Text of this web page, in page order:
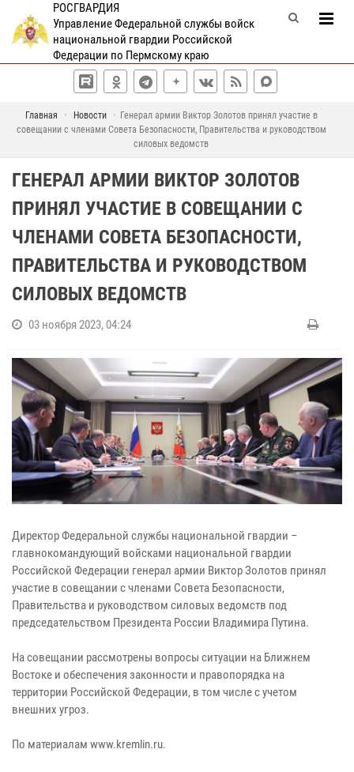
РОСГВАРДИЯ
Управление Федеральной службы войск
национальной гвардии Российской
Федерации по Пермскому краю
Главная Новости
Генерал армии Виктор Золотов принял участие в
совещании с членами Совета Безопасности, Правительства и руководством
силовых ведомств
ГЕНЕРАЛ АРМИИ ВИКТОР ЗОЛОТОВ
ПРИНЯЛ УЧАСТИЕ В СОВЕЩАНИИ С
ЧЛЕНАМИ СОВЕТА БЕЗОПАСНОСТИ,
ПРАВИТЕЛЬСТВА И РУКОВОДСТВОМ
СИЛОВЫХ ВЕДОМСТВ
03 ноября 2023, 04:24
Директор Федеральной службы национальной гвардии –
главнокомандующий войсками национальной гвардии
Российской Федерации генерал армии Виктор Золотов принял
участие в совещании с членами Совета Безопасности,
Правительства и руководством силовых ведомств под
председательством Президента России Владимира Путина.
На совещании рассмотрены вопросы ситуации на Ближнем
Востоке и обеспечения законности и правопорядка на
территории Российской Федерации, в том числе с учетом
внешних угроз.
По материалам www.kremlin.ru.